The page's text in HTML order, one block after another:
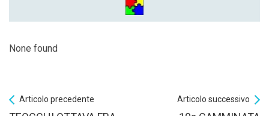
None found
Articolo precedente Articolo successivo